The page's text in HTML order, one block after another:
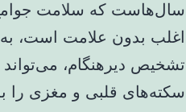
سال‌هاست که سلامت
اغلب بدون علامت است،
تشخیص دیرهنگام،
سکته‌های قلبی و مغزی را